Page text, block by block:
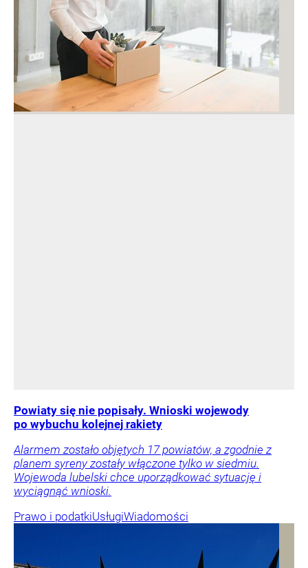
Powiaty się nie popisały. Wnioski wojewody
po wybuchu kolejnej rakiety
Alarmem zostało objętych 17 powiatów, a zgodnie z
planem syreny zostały włączone tylko w siedmiu.
Wojewoda lubelski chce uporządkować sytuację i
wyciągnąć wnioski.
Prawo i podatkiUsługiWiadomości